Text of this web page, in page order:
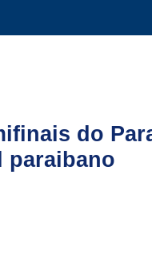
do
paraibano